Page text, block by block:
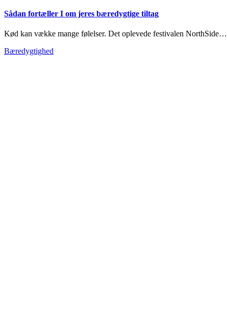
Sådan fortæller I om jeres bæredygtige tiltag
Kød kan vække mange følelser. Det oplevede festivalen NorthSide…
Bæredygtighed